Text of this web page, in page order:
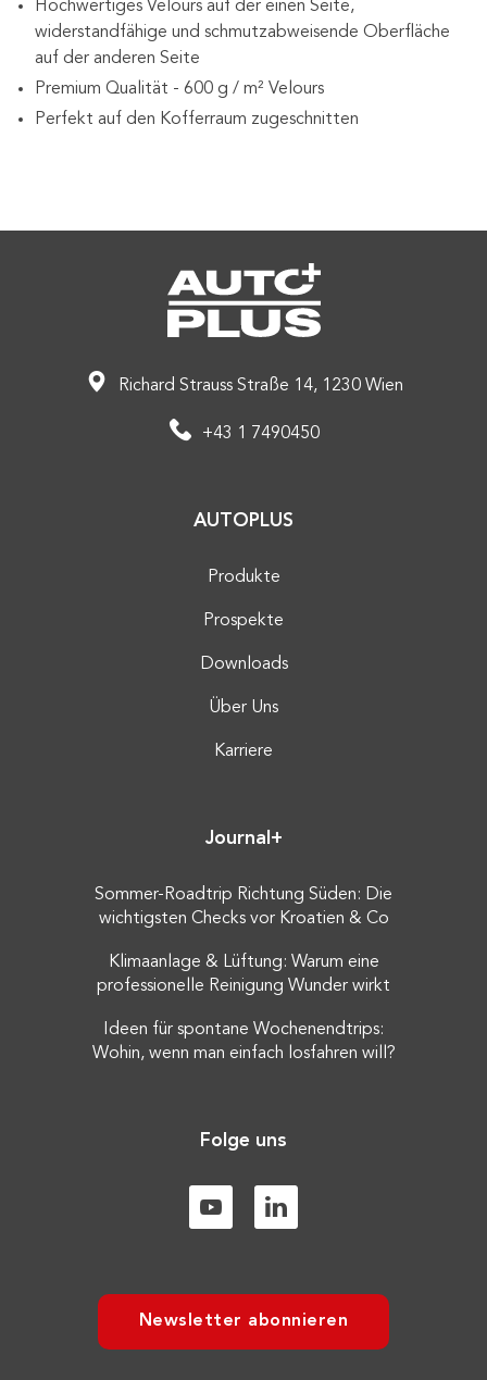
Hochwertiges Velours auf der einen Seite,
widerstandfähige und schmutzabweisende Oberfläche
auf der anderen Seite
Premium Qualität - 600 g / m² Velours
Perfekt auf den Kofferraum zugeschnitten
Richard Strauss Straße 14, 1230 Wien
+43 1 7490450
AUTOPLUS
Produkte
Prospekte
Downloads
Über Uns
Karriere
Journal+
Sommer-Roadtrip Richtung Süden: Die
wichtigsten Checks vor Kroatien & Co
Klimaanlage & Lüftung: Warum eine
professionelle Reinigung Wunder wirkt
Ideen für spontane Wochenendtrips:
Wohin, wenn man einfach losfahren will?
Folge uns
Newsletter abonnieren